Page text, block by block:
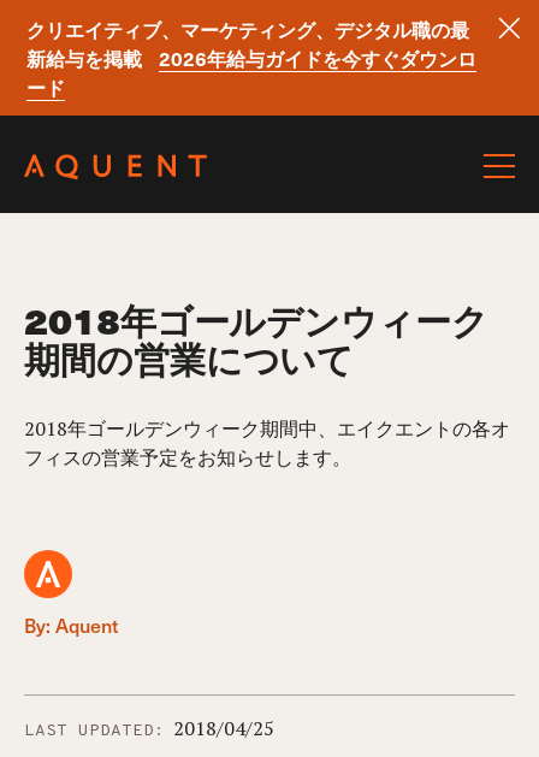
クリエイティブ、マーケティング、デジタル職の最
新給与を掲載
2026年給与ガイドを今すぐダウンロ
ード
2018年ゴールデンウィーク
期間の営業について
By: Aquent
2018年ゴールデンウィーク期間中、エイクエントの各オ
フィスの営業予定をお知らせします。
LAST UPDATED: 2018/04/25